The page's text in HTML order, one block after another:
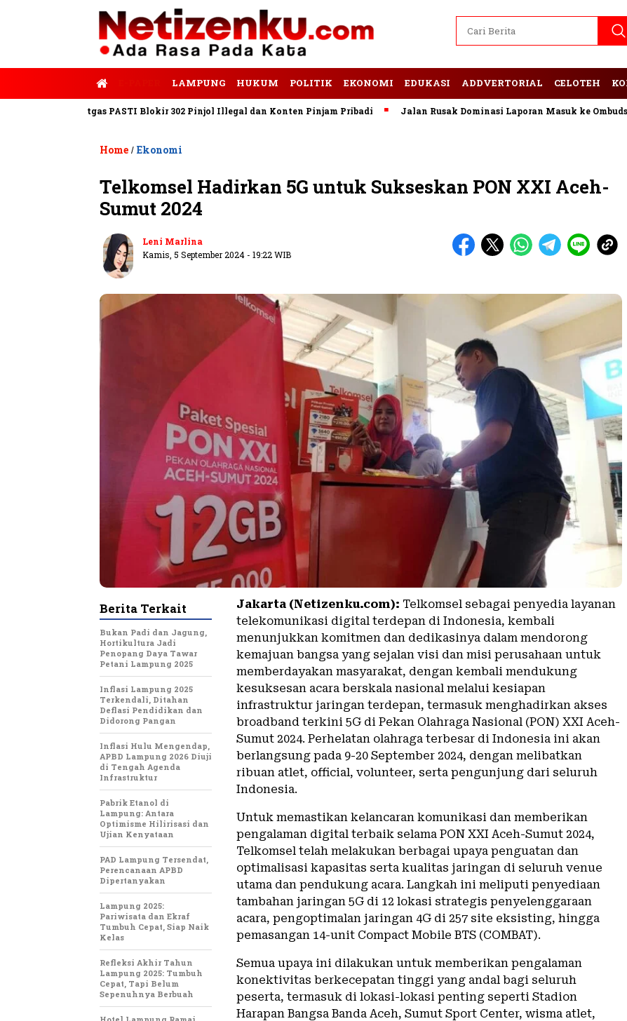
LAMPUNG HUKUM POLITIK EKONOMI EDUKASI ADDVERTORIAL CELOTEH
Satgas PASTI Blokir 302 Pinjol Illegal dan Konten Pinjam Pribadi Jalan Rusak Dominasi Laporan Masuk ke Ombudsman
Home / Ekonomi
Telkomsel Hadirkan 5G untuk Sukseskan PON XXI Aceh-
Sumut 2024
Leni Marlina
Kamis, 5 September 2024 - 19:22 WIB
Jakarta (Netizenku.com): Telkomsel sebagai penyedia layanan
telekomunikasi digital terdepan di Indonesia, kembali
menunjukkan komitmen dan dedikasinya dalam mendorong
kemajuan bangsa yang sejalan visi dan misi perusahaan untuk
memberdayakan masyarakat, dengan kembali mendukung
kesuksesan acara berskala nasional melalui kesiapan
infrastruktur jaringan terdepan, termasuk menghadirkan akses
broadband terkini 5G di Pekan Olahraga Nasional (PON) XXI Aceh-
Sumut 2024. Perhelatan olahraga terbesar di Indonesia ini akan
berlangsung pada 9-20 September 2024, dengan melibatkan
ribuan atlet, official, volunteer, serta pengunjung dari seluruh
Indonesia.
Untuk memastikan kelancaran komunikasi dan memberikan
pengalaman digital terbaik selama PON XXI Aceh-Sumut 2024,
Telkomsel telah melakukan berbagai upaya penguatan dan
optimalisasi kapasitas serta kualitas jaringan di seluruh venue
utama dan pendukung acara. Langkah ini meliputi penyediaan
tambahan jaringan 5G di 12 lokasi strategis penyelenggaraan
acara, pengoptimalan jaringan 4G di 257 site eksisting, hingga
pemasangan 14-unit Compact Mobile BTS (COMBAT).
Semua upaya ini dilakukan untuk memberikan pengalaman
konektivitas berkecepatan tinggi yang andal bagi seluruh
peserta, termasuk di lokasi-lokasi penting seperti Stadion
Harapan Bangsa Banda Aceh, Sumut Sport Center, wisma atlet,
Berita Terkait
Bukan Padi dan Jagung,
Hortikultura Jadi
Penopang Daya Tawar
Petani Lampung 2025
Inflasi Lampung 2025
Terkendali, Ditahan
Deflasi Pendidikan dan
Didorong Pangan
Inflasi Hulu Mengendap,
APBD Lampung 2026 Diuji
di Tengah Agenda
Infrastruktur
Pabrik Etanol di
Lampung: Antara
Optimisme Hilirisasi dan
Ujian Kenyataan
PAD Lampung Tersendat,
Perencanaan APBD
Dipertanyakan
Lampung 2025:
Pariwisata dan Ekraf
Tumbuh Cepat, Siap Naik
Kelas
Refleksi Akhir Tahun
Lampung 2025: Tumbuh
Cepat, Tapi Belum
Sepenuhnya Berbuah